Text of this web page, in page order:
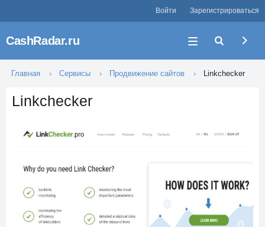
Войти Зарегистрироваться
CashRadar.ru
Главная Сервисы Продвижение сайтов Linkchecker
Linkchecker